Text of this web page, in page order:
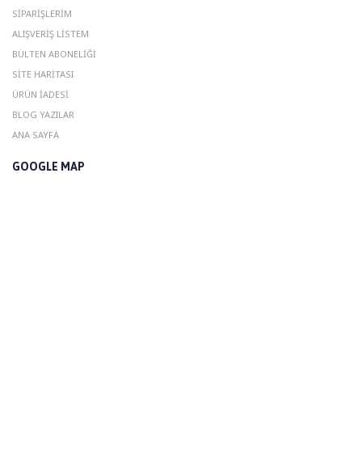
SIPARIŞLERIM
ALIŞVERIŞ LISTEM
BÜLTEN ABONELIĞI
SITE HARITASI
ÜRÜN İADESI
BLOG YAZILAR
ANA SAYFA
GOOGLE MAP